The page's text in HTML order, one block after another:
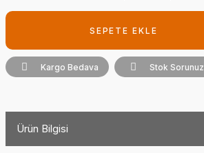
SEPETE EKLE
Kargo Bedava Stok Sorunuz
Ürün Bilgisi